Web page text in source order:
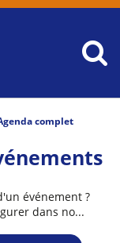
complet
événement ?
dans no...